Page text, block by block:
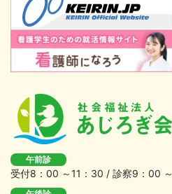
午前診
受付8：00 ～11：30 / 診察9：00 ～